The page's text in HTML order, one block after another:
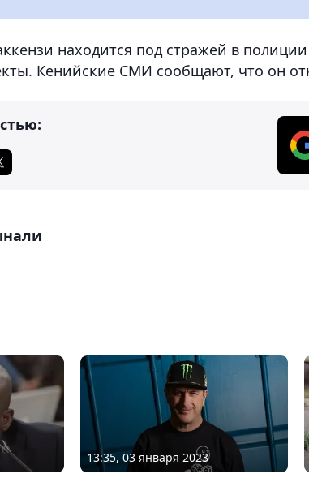
находится под стражей в полиции
Кенийские СМИ сообщают, что он
13:35, 03 января 2023